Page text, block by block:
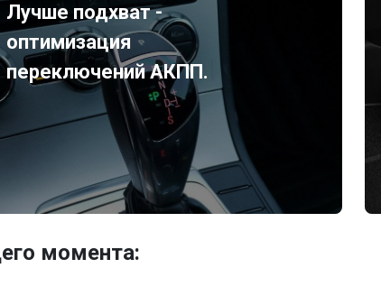
Лучше подхват -
оптимизация
переключений АКПП.
момента: